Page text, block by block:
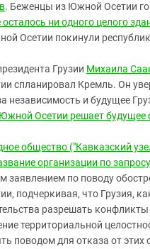
. Беженцы из Южной Осетии
ни одного целого
Осетии покинули
Грузии Михаила
спланировал Кремль. Он
независимость и будущее
Осетии решает будущее
общество ("Кавказский
организации по
заявлением по поводу
подчеркивая, что Грузия,
разрешать
территориальной
поводом для отказа от этих